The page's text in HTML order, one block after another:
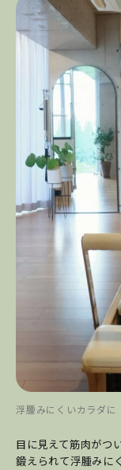
浮腫みにくいカラダに
目に見えて筋肉がつ
鍛えられて浮腫みに